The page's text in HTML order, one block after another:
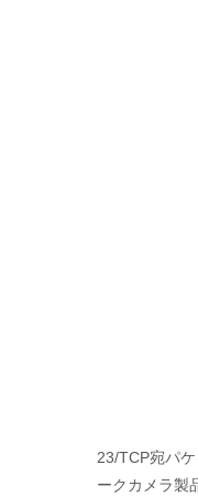
23/TCP宛パ
ークカメラ製